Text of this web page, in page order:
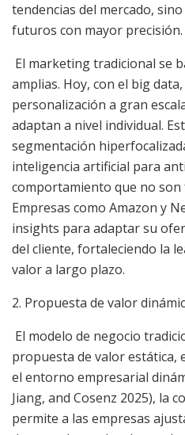
tendencias del mercado,
futuros con mayor precisión.
El marketing tradicional se
amplias. Hoy, con el big
personalización a gran
adaptan a nivel individual.
segmentación
inteligencia artificial para
comportamiento que no son
Empresas como Amazon y
insights para adaptar su
del cliente, fortaleciendo la
valor a largo plazo.
2. Propuesta de valor
El modelo de negocio
propuesta de valor estática,
el entorno empresarial
Jiang, and Cosenz 2025), la
permite a las empresas